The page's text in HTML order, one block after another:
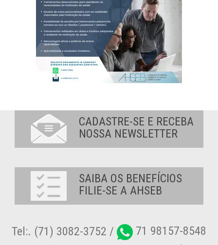
CADASTRE-SE E RECEBA
NOSSA NEWSLETTER
SAIBA OS BENEFÍCIOS
FILIE-SE A AHSEB
Tel:. (71) 3082-3752 / 71 98157-8548